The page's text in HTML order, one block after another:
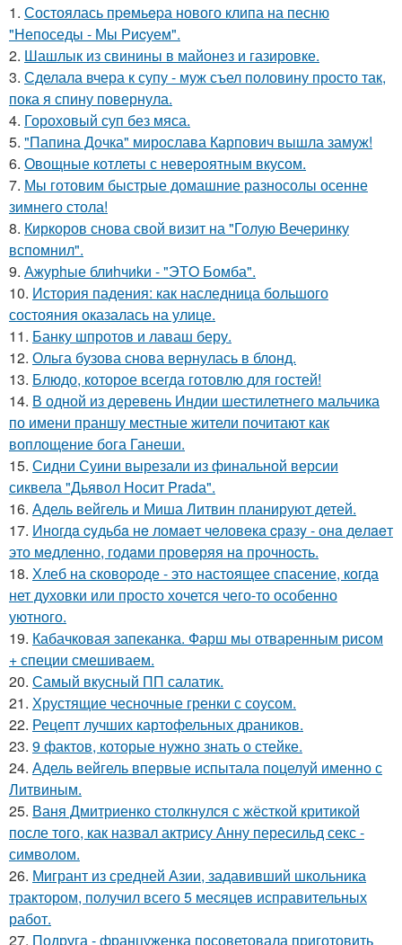
1. Состоялась пpeмьepа нового клипа на песню
"Непоседы - Мы Риcуем".
2. Шашлык из свинины в майонез и газировке.
3. Сделала вчера к супу - муж съел половину просто так,
пока я спину повернула.
4. Гороховый суп без мяса.
5. "Папина Дочка" мирослава Карпович вышла замуж!
6. Овощные котлеты с невероятным вкусом.
7. Мы готовим быстрые домашние разносолы осенне
зимнего стола!
8. Киркоров снова свой визит на "Голую Вечеринку
вспомнил".
9. Ажурhые блиhчиkи - "ЭТO Бомба".
10. История падения: как наследница большого
состояния оказалась на улице.
11. Банку шпротов и лаваш беру.
12. Ольга бузова снова вернулась в блонд.
13. Блюдо, которое всегда готовлю для гoстей!
14. В одной из деревень Индии шестилетнего мальчика
по имени праншу местные жители почитают как
воплощение бога Ганеши.
15. Сидни Суини вырезали из финальной версии
сиквела "Дьявол Носит Pradа".
16. Адель вейгель и Миша Литвин планируют детей.
17. Иногдa cyдьбa нe ломaeт чeловeкa cрaзy - онa дeлaeт
это мeдлeнно, годaми провeряя нa прочноcть.
18. Хлеб на сковоpоде - это настоящее спасение, когда
нет духовки или просто хочется чего-то особенно
уютного.
19. Кабачковая запеканка. Фарш мы отваренным рисом
+ специи смешиваем.
20. Самый вкусный ПП салатик.
21. Хрустящие чесночные гренки с соусом.
22. Рецепт лучших картофельных драников.
23. 9 фактов, которые нужно знать о стейке.
24. Адель вейгель впервые испытала поцелуй именно с
Литвиным.
25. Ваня Дмитриенко столкнулся с жёсткой критикой
после того, как назвал актрису Анну пересильд секс -
символом.
26. Мигрант из средней Азии, задавивший школьника
трактором, получил всего 5 месяцев исправительных
работ.
27. Подруга - француженка посоветовала приготовить